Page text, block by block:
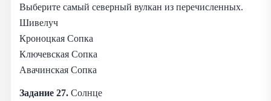
Выберите самый северный вулкан из перечисленных.
Шивелуч
Кроноцкая Сопка
Ключевская Сопка
Авачинская Сопка
Задание 27. Солнце